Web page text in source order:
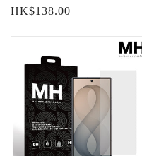
定
HK$138.00